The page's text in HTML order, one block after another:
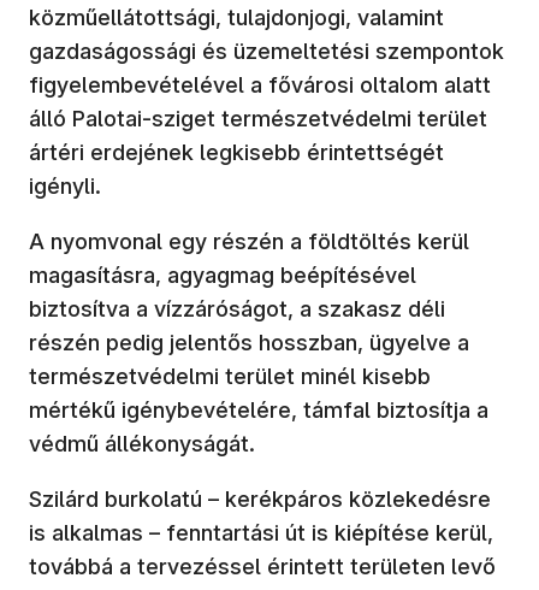
közműellátottsági, tulajdonjogi, valamint
gazdaságossági és üzemeltetési szempontok
figyelembevételével a fővárosi oltalom alatt
álló Palotai-sziget természetvédelmi terület
ártéri erdejének legkisebb érintettségét
igényli.
A nyomvonal egy részén a földtöltés kerül
magasításra, agyagmag beépítésével
biztosítva a vízzáróságot, a szakasz déli
részén pedig jelentős hosszban, ügyelve a
természetvédelmi terület minél kisebb
mértékű igénybevételére, támfal biztosítja a
védmű állékonyságát.
Szilárd burkolatú – kerékpáros közlekedésre
is alkalmas – fenntartási út is kiépítése kerül,
továbbá a tervezéssel érintett területen levő